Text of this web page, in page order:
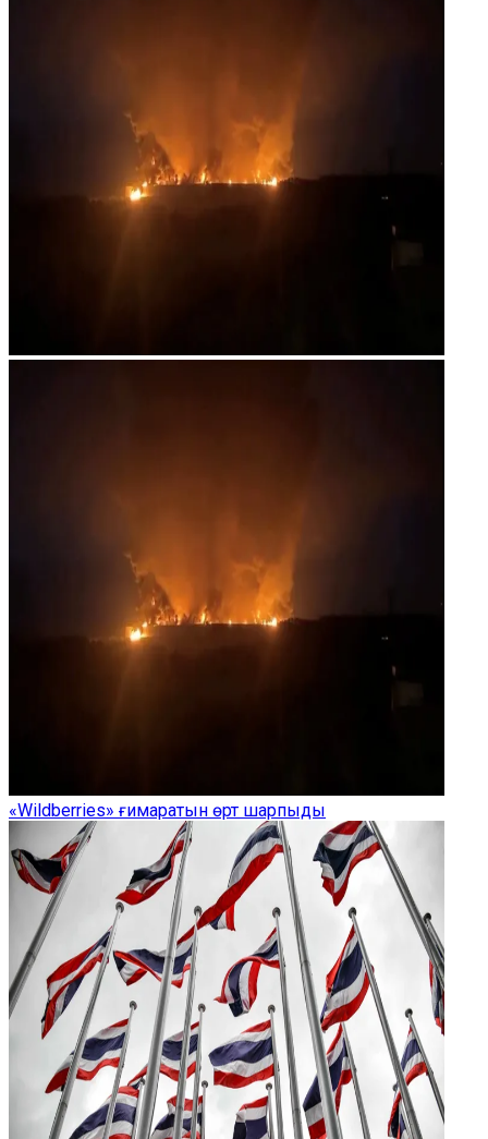
«Wildberries» ғимаратын өрт шарпыды